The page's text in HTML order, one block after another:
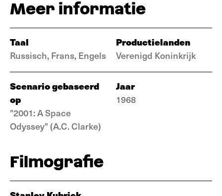
Meer informatie
Taal
Russisch, Frans, Engels
Productielanden
Verenigd Koninkrijk
Scenario gebaseerd
op
"2001: A Space
Odyssey" (A.C. Clarke)
Jaar
1968
Filmografie